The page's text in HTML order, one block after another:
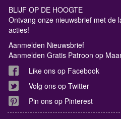
BLIJF OP DE HOOGTE
Ontvang onze nieuwsbrief met de
acties!
Aanmelden Nieuwsbrief
Aanmelden Gratis Patroon op
Like ons op Facebook
Volg ons op Twitter
Pin ons op Pinterest